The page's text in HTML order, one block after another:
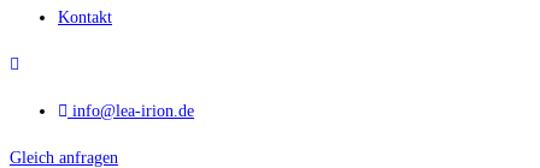
Kontakt
info@lea-irion.de
Gleich anfragen